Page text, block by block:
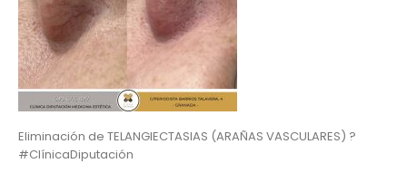
Eliminación de TELANGIECTASIAS (ARAÑAS VASCULARES) ?️
#ClínicaDiputación